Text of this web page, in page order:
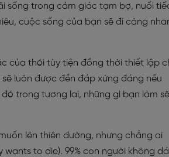
sống trong cảm giác tạm bợ, nuối
cuộc sống của bạn sẽ đi càng
của thói tùy tiện đồng thời thiết lập
luôn được đền đáp xứng đáng nếu
trong tương lai, những gì bạn làm sẽ
lên thiên đường, nhưng chẳng ai
to die). 99% con người không